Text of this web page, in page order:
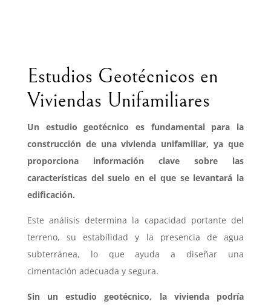
Estudios Geotécnicos en
Viviendas Unifamiliares
Un estudio geotécnico es fundamental para la
construcción de una vivienda unifamiliar, ya que
proporciona información clave sobre las
características del suelo en el que se levantará la
edificación.
Este análisis determina la capacidad portante del
terreno, su estabilidad y la presencia de agua
subterránea, lo que ayuda a diseñar una
cimentación adecuada y segura.
Sin un estudio geotécnico, la vivienda podría